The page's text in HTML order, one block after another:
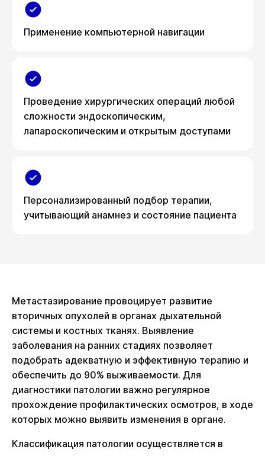
Применение компьютерной навигации
Проведение хирургических операций любой
сложности эндоскопическим,
лапароскопическим и открытым доступами
Персонализированный подбор терапии,
учитывающий анамнез и состояние пациента
Метастазирование провоцирует развитие
вторичных опухолей в органах дыхательной
системы и костных тканях. Выявление
заболевания на ранних стадиях позволяет
подобрать адекватную и эффективную терапию и
обеспечить до 90% выживаемости. Для
диагностики патологии важно регулярное
прохождение профилактических осмотров, в ходе
которых можно выявить изменения в органе.
Классификация патологии осуществляется в